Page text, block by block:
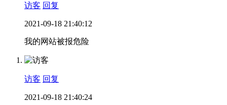
访客 回复
2021-09-18 21:40:12
我的网站被报危险
访客 回复
2021-09-18 21:40:24